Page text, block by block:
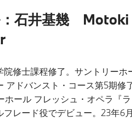
石井基幾 Motoki
修士課程修了。サントリーホ
アドバンスト・コース第5期修了
ホール フレッシュ・オペラ『
フレード役でデビュー。23年6